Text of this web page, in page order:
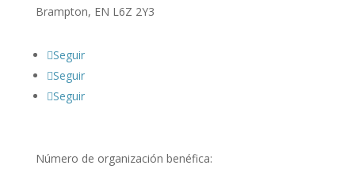
Brampton, EN L6Z 2Y3
Seguir
Seguir
Seguir
Número de organización benéfica: